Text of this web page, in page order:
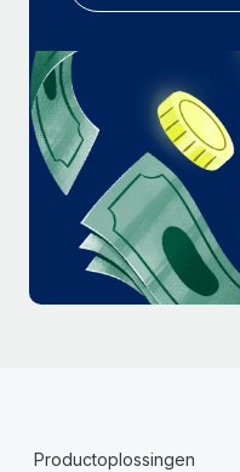
Productoplossingen